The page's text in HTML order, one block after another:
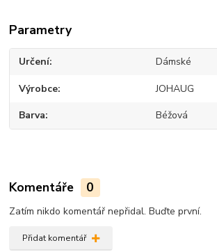
Parametry
Určení Dámské
Výrobce JOHAUG
Barva Béžová
Komentáře 0
Zatím nikdo komentář nepřidal. Buďte první.
Přidat komentář